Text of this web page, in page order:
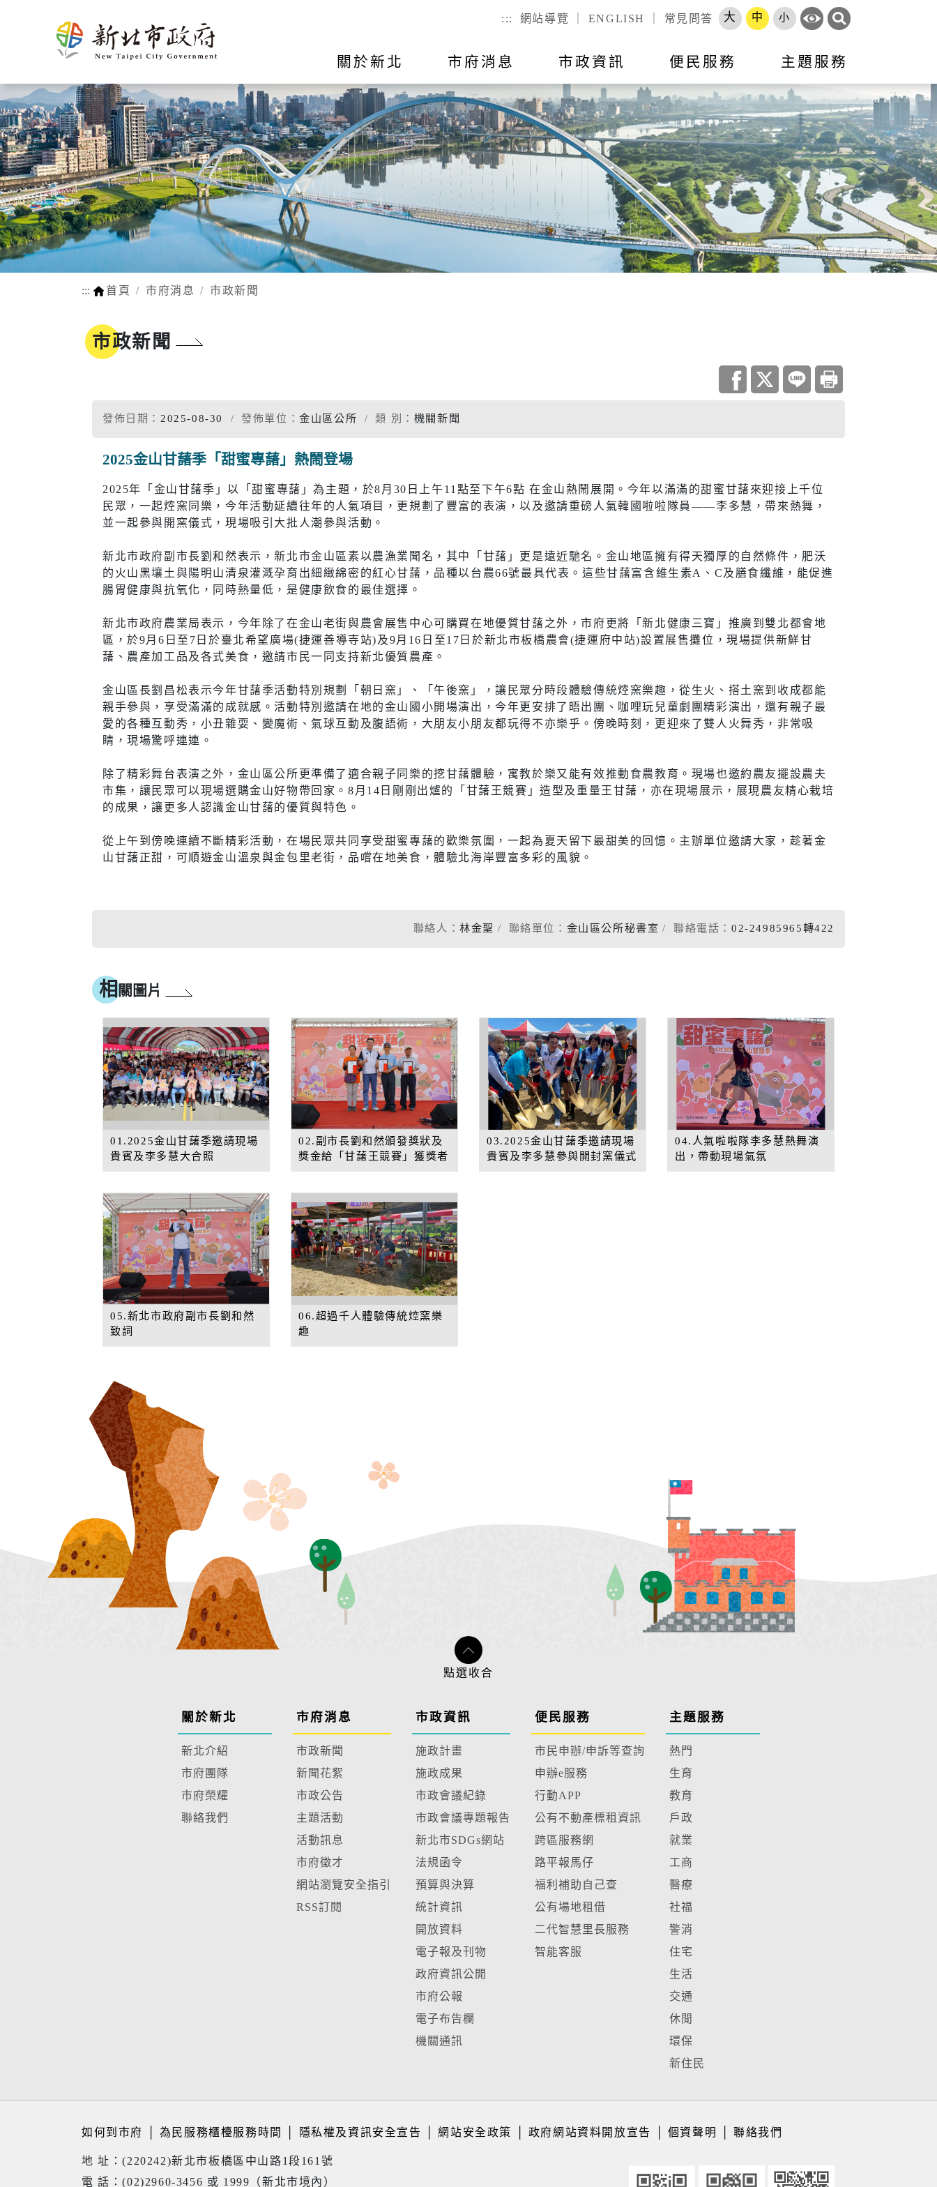
::: 網站導覽 ENGLISH 常見問答 大 中 小
關於新北
新北介
紹
地理氣候
人口概況
交通概述
文化
姊妹市及
友好城市
新北市標
誌
市府團
隊
市府組織
市政府
各機關
區公所
市府榮
耀
聯絡我
們
市府消息
市政新聞 新聞花絮 市政公告 主題活動 活動訊息
市府徵才 網站瀏覽安全指引 RSS訂閱
市政資訊
施政計畫 施政成果 出國報告 市政會議紀錄 市政會議專題報告
新北市SDGs網站 法規函令 預算與決算
總預算
總決算
統計資訊
議員所提地方建設建議
對民間團體補（捐）助
民生統計速報
開放資料
電子報及刊物 政府資訊公開
便民服務
市民申辦/申訴等查
詢
申辦e服務 行動APP 公有不動產標租資訊 跨區服務網
路平報馬仔 福利補助自己查 公有場地租借 二代智慧里長服務 智能客服
主題服務
熱門
動物認養
公設認養
網站連結
行動APP
常見問答
參與式預算
生育
孕前保健
生育獎勵
身心障礙者懷孕手冊
醫療保健
育兒托育
教育
幼兒
國小
國高中
特殊教育
學習階段資源
戶政
戶籍登記申辦須知
服務時間
戶政規費收費標準
戶籍罰鍰處罰金額基準
表
異地申辦項目
就業
就業資訊
勞工大學
市府徵才
職訓補給站
原住民人力資源網
工商投資簡介
促參招商網
醫療
疾病管制
衛生所入口網
醫療篩檢
社福
老人福利機構
社會福利服務中心
警消
消防分隊
防災資訊
住宅
都市更新
生活
新北市iMAP
氣象資訊
動物認養
樹木保護專區
交通
公車資訊
免費新北市新巴士
新北捷運
新北市公共自行車
休閒
運動地圖
運動場館租借
觀光旅遊
環保
各區清潔隊專線
新住民
移民服務
新北市新住民子女獎助
愛心大平台新住民關懷
計畫
::: 首頁 市府消息 市政新聞
市政新聞
發佈日期： 2025-08-30 發佈單位：金山區公所 類 別： 機關新聞
2025金山甘藷季「甜蜜專藷」熱鬧登場
2025年「金山甘藷季」以「甜蜜專藷」為主題，於8月30日上午11點至下午6點 在金山熱鬧展開。今年以滿滿的甜蜜甘藷來迎接上千位
民眾，一起焢窯同樂，今年活動延續往年的人氣項目，更規劃了豐富的表演，以及邀請重磅人氣韓國啦啦隊員——李多慧，帶來熱舞，
並一起參與開窯儀式，現場吸引大批人潮參與活動。
新北市政府副市長劉和然表示，新北市金山區素以農漁業聞名，其中「甘藷」更是遠近馳名。金山地區擁有得天獨厚的自然條件，肥沃
的火山黑壤土與陽明山清泉灌溉孕育出細緻綿密的紅心甘藷，品種以台農66號最具代表。這些甘藷富含維生素A、C及膳食纖維，能促進
腸胃健康與抗氧化，同時熱量低，是健康飲食的最佳選擇。
新北市政府農業局表示，今年除了在金山老街與農會展售中心可購買在地優質甘藷之外，市府更將「新北健康三寶」推廣到雙北都會地
區，於9月6日至7日於臺北希望廣場(捷運善導寺站)及9月16日至17日於新北市板橋農會(捷運府中站)設置展售攤位，現場提供新鮮甘
藷、農產加工品及各式美食，邀請市民一同支持新北優質農產。
金山區長劉昌松表示今年甘藷季活動特別規劃「朝日窯」、「午後窯」，讓民眾分時段體驗傳統焢窯樂趣，從生火、搭土窯到收成都能
親手參與，享受滿滿的成就感。活動特別邀請在地的金山國小開場演出，今年更安排了晤出團、咖哩玩兒童劇團精彩演出，還有親子最
愛的各種互動秀，小丑雜耍、變魔術、氣球互動及腹語術，大朋友小朋友都玩得不亦樂乎。傍晚時刻，更迎來了雙人火舞秀，非常吸
睛，現場驚呼連連。
除了精彩舞台表演之外，金山區公所更準備了適合親子同樂的挖甘藷體驗，寓教於樂又能有效推動食農教育。現場也邀約農友擺設農夫
市集，讓民眾可以現場選購金山好物帶回家。8月14日剛剛出爐的「甘藷王競賽」造型及重量王甘藷，亦在現場展示，展現農友精心栽培
的成果，讓更多人認識金山甘藷的優質與特色。
從上午到傍晚連續不斷精彩活動，在場民眾共同享受甜蜜專藷的歡樂氛圍，一起為夏天留下最甜美的回憶。主辦單位邀請大家，趁著金
山甘藷正甜，可順遊金山溫泉與金包里老街，品嚐在地美食，體驗北海岸豐富多彩的風貌。
聯絡人：林金聖 聯絡單位： 金山區公所秘書室 聯絡電話： 02-24985965轉422
相 關圖片
01.2025金山甘藷季邀請現場
貴賓及李多慧大合照
02.副市長劉和然頒發獎狀及
獎金給「甘藷王競賽」獲獎者
03.2025金山甘藷季邀請現場
貴賓及李多慧參與開封窯儀式
04.人氣啦啦隊李多慧熱舞演
出，帶動現場氣氛
05.新北市政府副市長劉和然
致詞
06.超過千人體驗傳統焢窯樂
趣
關於新北
新北介紹
市府團隊
市府榮耀
聯絡我們
市府消息
市政新聞
新聞花絮
市政公告
主題活動
活動訊息
市府徵才
網站瀏覽安全指引
RSS訂閱
市政資訊
施政計畫
施政成果
市政會議紀錄
市政會議專題報告
新北市SDGs網站
法規函令
預算與決算
統計資訊
開放資料
電子報及刊物
政府資訊公開
市府公報
電子布告欄
機關通訊
便民服務
市民申辦/申訴等查詢
申辦e服務
行動APP
公有不動產標租資訊
跨區服務網
路平報馬仔
福利補助自己查
公有場地租借
二代智慧里長服務
智能客服
主題服務
熱門
生育
教育
戶政
就業
工商
醫療
社福
警消
住宅
生活
交通
休閒
環保
新住民
如何到市府 為民服務櫃檯服務時間 隱私權及資訊安全宣告 │網站安全政策 政府網站資料開放宣告 個資聲明 聯絡我們
地 址：(220242)新北市板橋區中山路1段161號
電 話：(02)2960-3456 或 1999（新北市境內）